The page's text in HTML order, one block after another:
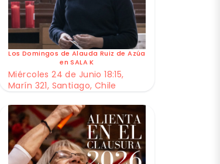
Los Domingos de Alauda Ruiz de Azúa
en SALA K
Miércoles 24 de Junio 18:15,
Marín 321, Santiago, Chile